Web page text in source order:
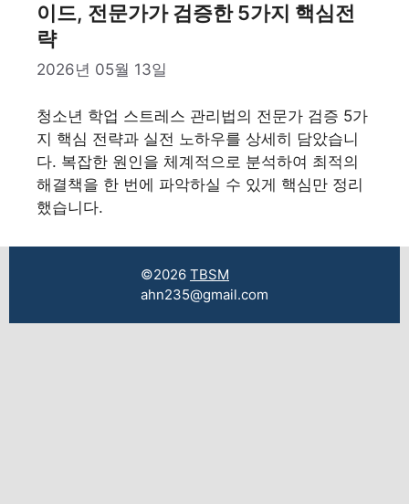
이드, 전문가가 검증한 5가지 핵심전
략
2026년 05월 13일
청소년 학업 스트레스 관리법의 전문가 검증 5가
지 핵심 전략과 실전 노하우를 상세히 담았습니
다. 복잡한 원인을 체계적으로 분석하여 최적의
해결책을 한 번에 파악하실 수 있게 핵심만 정리
했습니다.
©2026 TBSM
ahn235@gmail.com